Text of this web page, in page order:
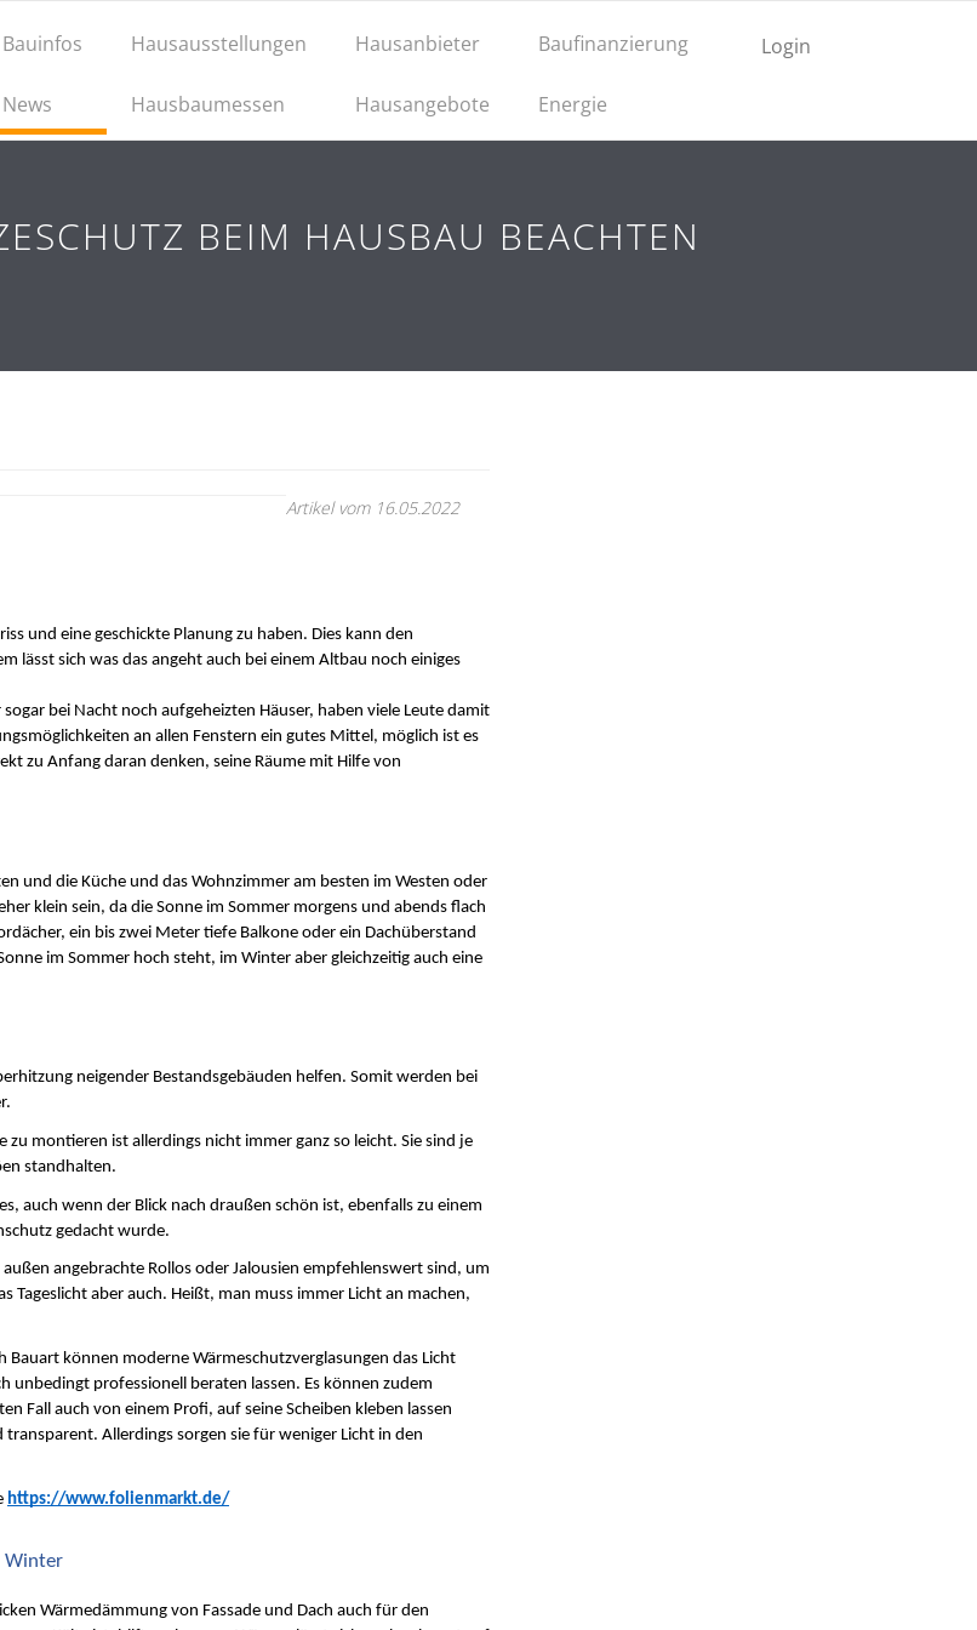
Login
Bauinfos
News
Hausausstellungen
Hausbaumessen
Hausanbieter
Hausangebote
Baufinanzierung
Energie
BEIM HAUSBAU BEACHTEN
Artikel vom 16.05.2022
und eine geschickte Planung zu haben. Dies kann den
lässt sich was das angeht auch bei einem Altbau noch einiges
bei Nacht noch aufgeheizten Häuser, haben viele Leute damit
an allen Fenstern ein gutes Mittel, möglich ist es
zu Anfang daran denken, seine Räume mit Hilfe von
und die Küche und das Wohnzimmer am besten im Westen oder
klein sein, da die Sonne im Sommer morgens und abends flach
ein bis zwei Meter tiefe Balkone oder ein Dachüberstand
im Sommer hoch steht, im Winter aber gleichzeitig auch eine
neigender Bestandsgebäuden helfen. Somit werden bei
montieren ist allerdings nicht immer ganz so leicht. Sie sind je
standhalten.
auch wenn der Blick nach draußen schön ist, ebenfalls zu einem
gedacht wurde.
angebrachte Rollos oder Jalousien empfehlenswert sind, um
Tageslicht aber auch. Heißt, man muss immer Licht an machen,
Bauart können moderne Wärmeschutzverglasungen das Licht
unbedingt professionell beraten lassen. Es können zudem
Fall auch von einem Profi, auf seine Scheiben kleben lassen
Allerdings sorgen sie für weniger Licht in den
https://www.folienmarkt.de/
Winter
Wärmedämmung von Fassade und Dach auch für den